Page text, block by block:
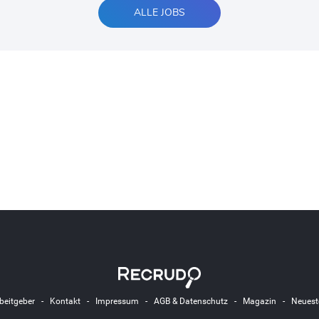
ALLE JOBS
- Kontakt- Impressum - AGB & Datenschutz- Magazin -